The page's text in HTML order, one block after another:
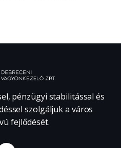
pénzügyi stabilitással és
szolgáljuk a város
fejlődését.